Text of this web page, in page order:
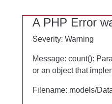
PEG
Lanolin
A PHP Error
Severity: Warning
Message: count():
or an object that
Filename: models/
A PHP Error
Severity: Warning
Message: count():
or an object that
Filename: models/